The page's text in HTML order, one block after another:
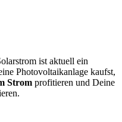
ist aktuell ein
Photovoltaikanlage kaufst,
Strom profitieren und Deine